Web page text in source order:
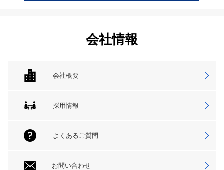
会社情報
会社概要
採用情報
よくあるご質問
お問い合わせ